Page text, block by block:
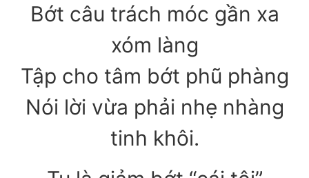
Bớt câu trách móc gần xa
xóm làng
Tập cho tâm bớt phũ phàng
Nói lời vừa phải nhẹ nhàng
tinh khôi.